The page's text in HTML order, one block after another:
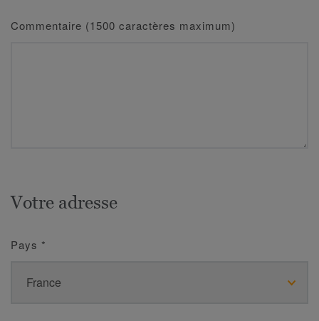
Commentaire (1500 caractères maximum)
Votre adresse
Pays *